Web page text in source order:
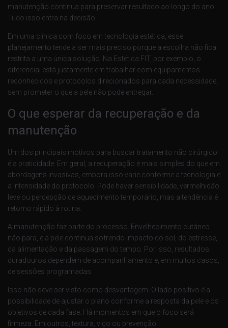
manutenção contínua para preservar resultado ao longo do ano.
Tudo isso entra na decisão.
Em uma clínica com foco em tecnologia estética, esse
planejamento tende a ser mais preciso porque a escolha não fica
restrita a uma única solução. Na Estética FIT, por exemplo, o
diferencial está justamente em trabalhar com equipamentos
reconhecidos e protocolos direcionados para cada necessidade,
sem prometer o que a pele não pode entregar.
O que esperar da recuperação e da
manutenção
Um dos principais motivos para buscar tratamento não cirúrgico
é a praticidade. Em geral, a recuperação é mais simples do que em
abordagens invasivas, embora isso varie conforme a tecnologia e
a intensidade do protocolo. Pode haver sensibilidade, vermelhidão
leve ou percepção de aquecimento temporário, mas a tendência é
retorno rápido à rotina.
A manutenção faz parte do processo. Envelhecimento cutâneo
não para, e a pele continua sofrendo impacto do sol, do estresse,
da alimentação e da passagem do tempo. Por isso, resultados
duradouros dependem de acompanhamento e, em muitos casos,
de sessões programadas.
Isso não deve ser visto como desvantagem. O lado positivo é a
possibilidade de ajustar o plano conforme a resposta da pele e os
objetivos de cada fase. Há momentos em que o foco será
firmeza. Em outros, textura, viço ou prevenção.